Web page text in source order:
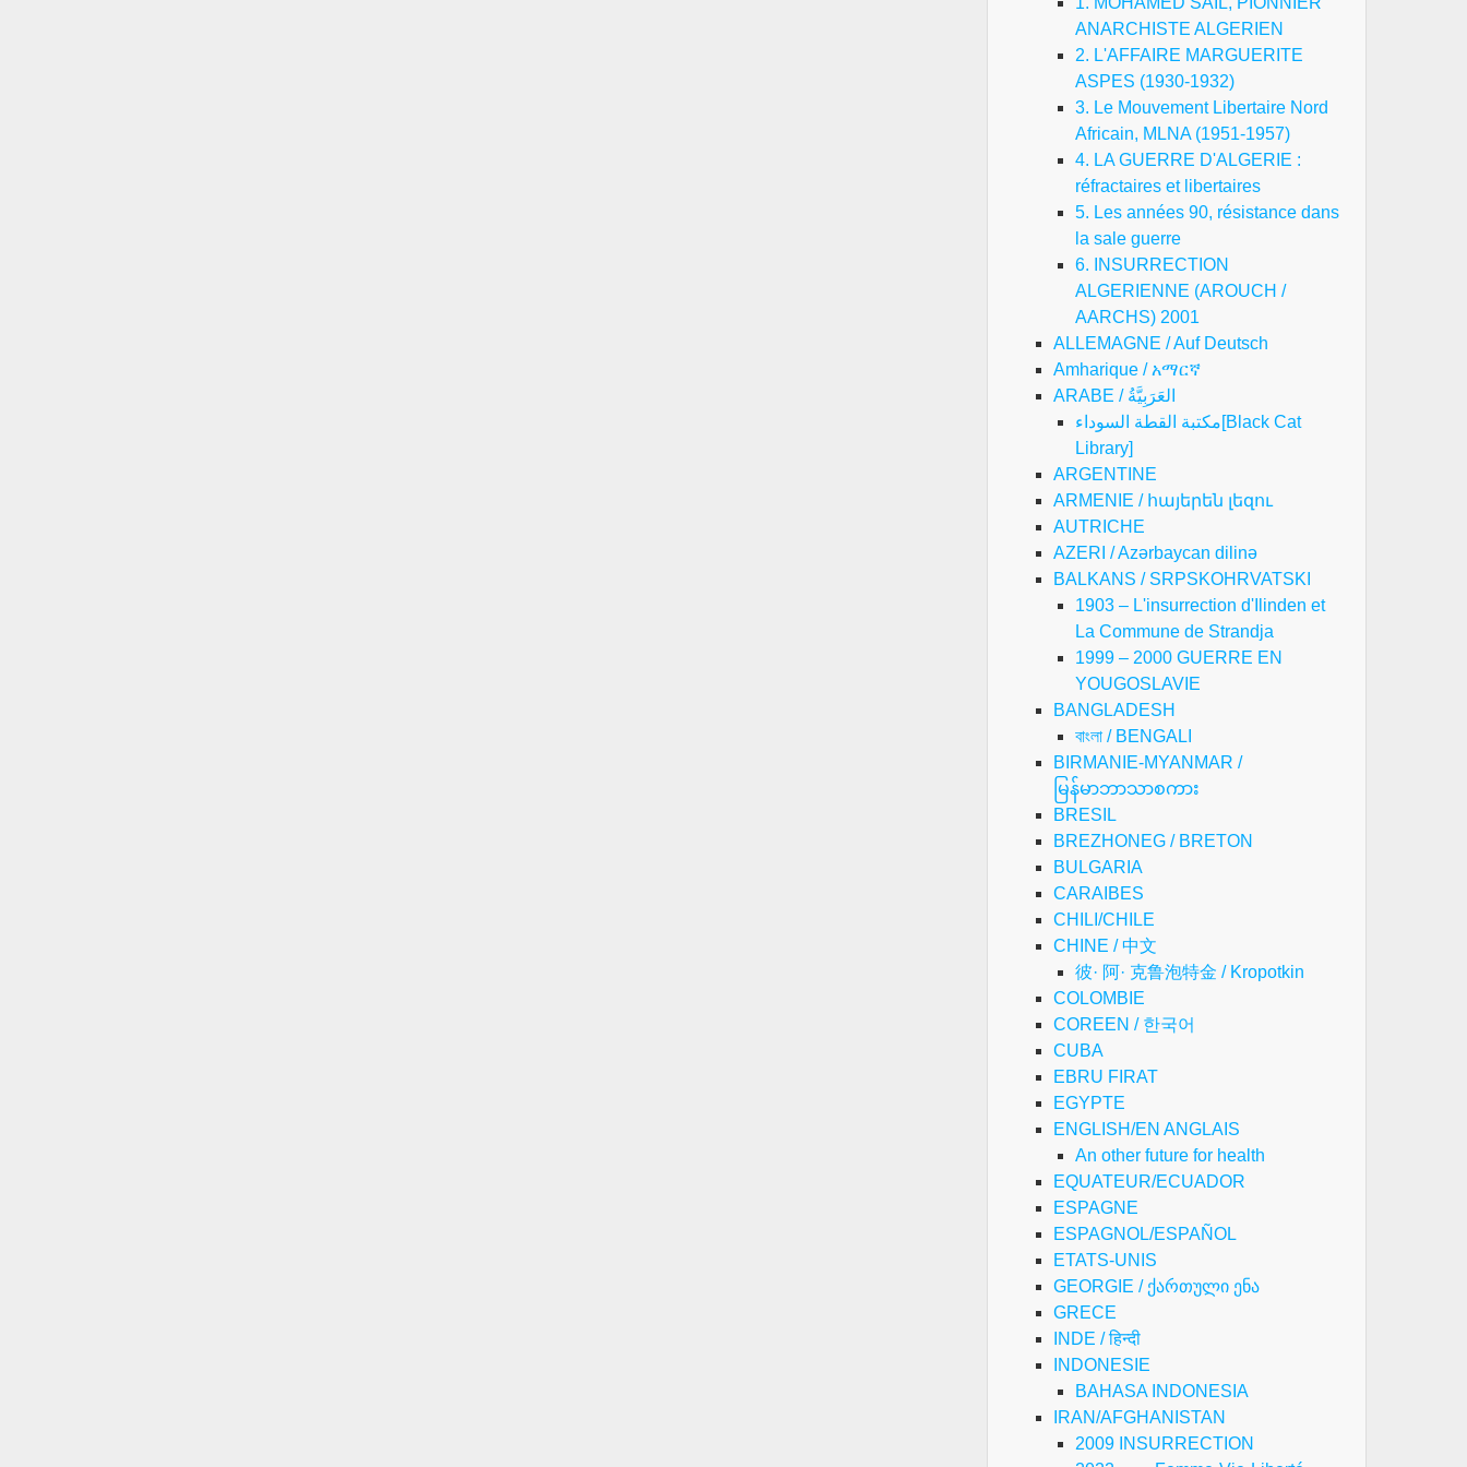
ANARCHISTE ALGERIEN
2. L'AFFAIRE MARGUERITE
ASPES (1930-1932)
3. Le Mouvement Libertaire Nord
Africain, MLNA (1951-1957)
4. LA GUERRE D'ALGERIE :
réfractaires et libertaires
5. Les années 90, résistance dans
la sale guerre
6. INSURRECTION
ALGERIENNE (AROUCH /
AARCHS) 2001
ALLEMAGNE / Auf Deutsch
Amharique / አማርኛ
ARABE / العَرَبِيَّةُ
مكتبة القطة السوداء[Black Cat
Library]
ARGENTINE
ARMENIE / հայերեն լեզու
AUTRICHE
AZERI / Azərbaycan dilinə
BALKANS / SRPSKOHRVATSKI
1903 – L'insurrection d'Ilinden et
La Commune de Strandja
1999 – 2000 GUERRE EN
YOUGOSLAVIE
BANGLADESH
বাংলা / BENGALI
BIRMANIE-MYANMAR /
မြန်မာဘာသာစကား
BRESIL
BREZHONEG / BRETON
BULGARIA
CARAIBES
CHILI/CHILE
CHINE / 中文
彼· 阿· 克鲁泡特金 / Kropotkin
COLOMBIE
COREEN / 한국어
CUBA
EBRU FIRAT
EGYPTE
ENGLISH/EN ANGLAIS
An other future for health
EQUATEUR/ECUADOR
ESPAGNE
ESPAGNOL/ESPAÑOL
ETATS-UNIS
GEORGIE / ქართული ენა
GRECE
INDE / हिन्दी
INDONESIE
BAHASA INDONESIA
IRAN/AFGHANISTAN
2009 INSURRECTION